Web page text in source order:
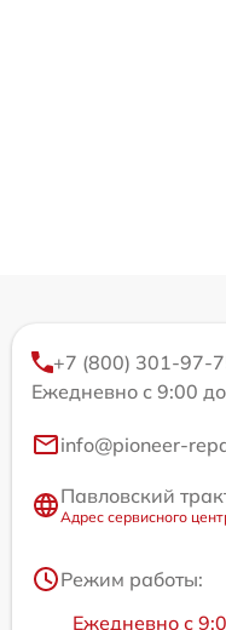
+7 (800) 301-97-
Ежедневно с 9:00
info@pioneer-
Павловский
Адрес сервисного
Режим работы:
Ежедневно с